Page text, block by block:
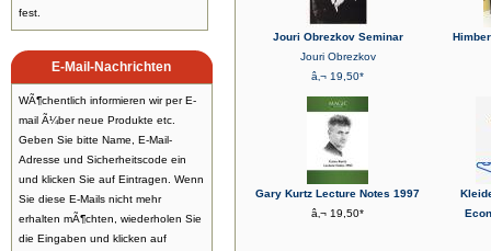
fest.
E-Mail-Nachrichten
WÃ¶chentlich informieren wir per E-
mail Ã¼ber neue Produkte etc.
Geben Sie bitte Name, E-Mail-
Adresse und Sicherheitscode ein
und klicken Sie auf Eintragen. Wenn
Sie diese E-Mails nicht mehr
erhalten mÃ¶chten, wiederholen Sie
die Eingaben und klicken auf
Jouri Obrezkov Seminar
Jouri Obrezkov
â‚¬ 19,50*
Gary Kurtz Lecture Notes 1997
â‚¬ 19,50*